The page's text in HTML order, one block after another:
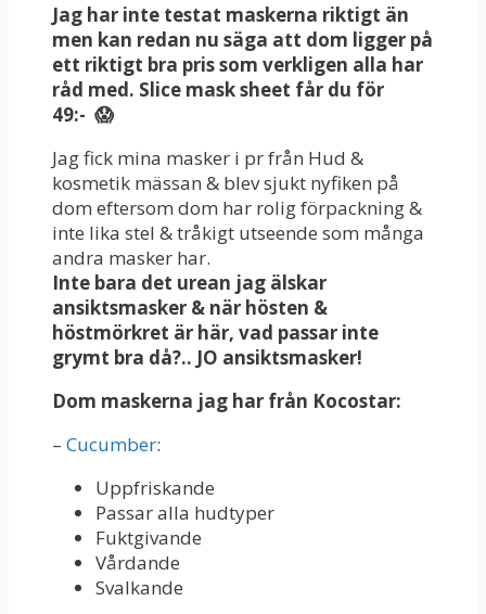
Jag har inte testat maskerna riktigt än
men kan redan nu säga att dom ligger på
ett riktigt bra pris som verkligen alla har
råd med. Slice mask sheet får du för
49:- 😱
Jag fick mina masker i pr från Hud &
kosmetik mässan & blev sjukt nyfiken på
dom eftersom dom har rolig förpackning &
inte lika stel & tråkigt utseende som många
andra masker har.
Inte bara det urean jag älskar
ansiktsmasker & när hösten &
höstmörkret är här, vad passar inte
grymt bra då?.. JO ansiktsmasker!
Dom maskerna jag har från Kocostar:
– Cucumber:
Uppfriskande
Passar alla hudtyper
Fuktgivande
Vårdande
Svalkande